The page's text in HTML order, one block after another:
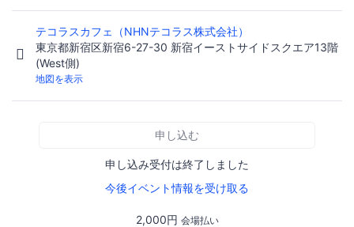
テコラスカフェ（NHNテコラス株式会社）
東京都新宿区新宿6-27-30 新宿イーストサイドスクエア13階
(West側)
地図を表示
申し込む
申し込み受付は終了しました
今後イベント情報を受け取る
2,000円 会場払い